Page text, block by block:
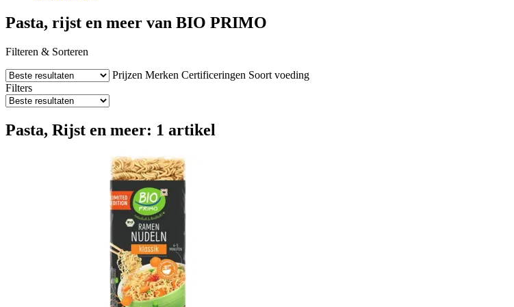
Pasta, rijst en meer van BIO PRIMO
Filteren & Sorteren
Prijzen Merken Certificeringen Soort voeding
Filters
Pasta, Rijst en meer: 1 artikel